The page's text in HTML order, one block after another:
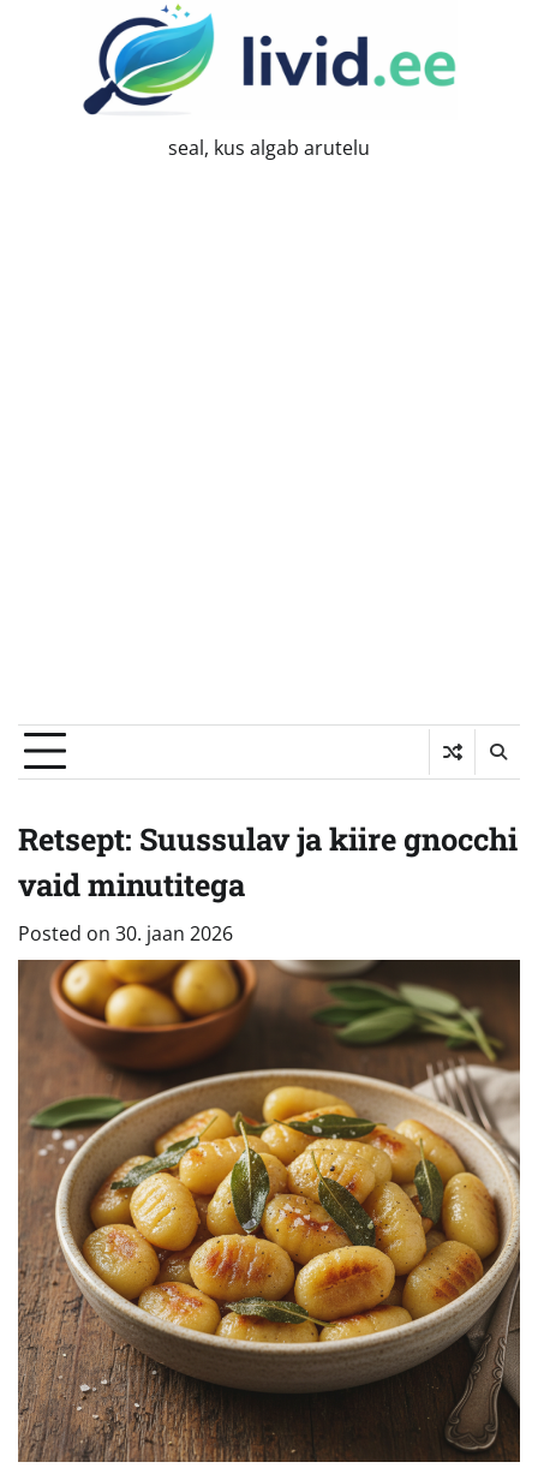
seal, kus algab arutelu
Retsept: Suussulav ja kiire gnocchi
vaid minutitega
Posted on 30. jaan 2026